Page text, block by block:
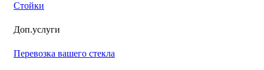
Стойки
Доп.услуги
Перевозка вашего стекла